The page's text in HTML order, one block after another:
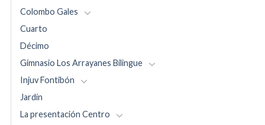
Colombo Gales
Cuarto
Décimo
Gimnasio Los Arrayanes Bilingue
Injuv Fontibón
Jardín
La presentación Centro